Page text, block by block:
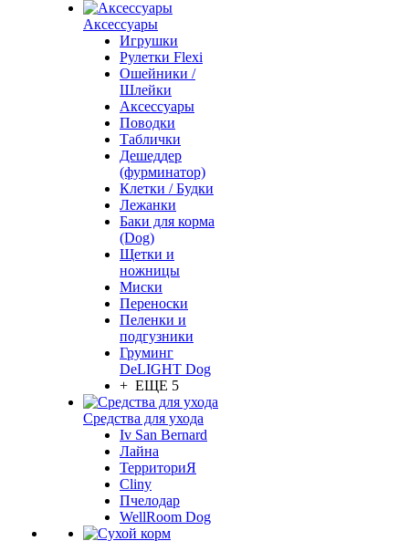
Аксессуары
Игрушки
Рулетки Flexi
Ошейники /
Шлейки
Аксессуары
Поводки
Таблички
Дешеддер
(фурминатор)
Клетки / Будки
Лежанки
Баки для корма
(Dog)
Щетки и
ножницы
Миски
Переноски
Пеленки и
подгузники
Груминг
DeLIGHT Dog
+ ЕЩЕ 5
Средства для ухода
Iv San Bernard
Лайна
ТерриториЯ
Cliny
Пчелодар
WellRoom Dog